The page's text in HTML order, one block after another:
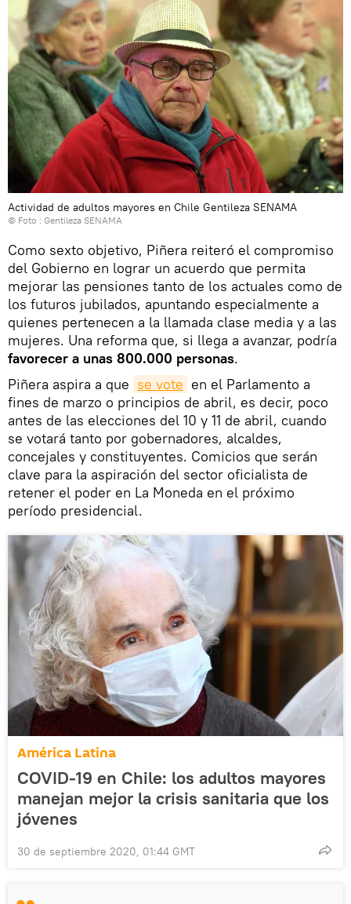
Actividad de adultos mayores en Chile Gentileza SENAMA
© Foto : Gentileza SENAMA
Como sexto objetivo, Piñera reiteró el compromiso
del Gobierno en lograr un acuerdo que permita
mejorar las pensiones tanto de los actuales como de
los futuros jubilados, apuntando especialmente a
quienes pertenecen a la llamada clase media y a las
mujeres. Una reforma que, si llega a avanzar, podría
favorecer a unas 800.000 personas.
Piñera aspira a que se vote en el Parlamento a
fines de marzo o principios de abril, es decir, poco
antes de las elecciones del 10 y 11 de abril, cuando
se votará tanto por gobernadores, alcaldes,
concejales y constituyentes. Comicios que serán
clave para la aspiración del sector oficialista de
retener el poder en La Moneda en el próximo
período presidencial.
América Latina
COVID-19 en Chile: los adultos mayores
manejan mejor la crisis sanitaria que los
jóvenes
30 de septiembre 2020, 01:44 GMT